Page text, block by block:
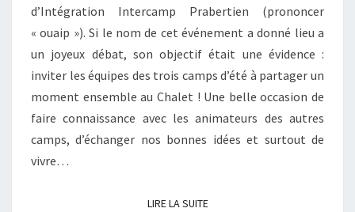
d’Intégration Intercamp Prabertien (prononcer
« ouaip »). Si le nom de cet événement a donné lieu a
un joyeux débat, son objectif était une évidence :
inviter les équipes des trois camps d’été à partager un
moment ensemble au Chalet ! Une belle occasion de
faire connaissance avec les animateurs des autres
camps, d’échanger nos bonnes idées et surtout de
vivre…
LIRE LA SUITELIRE LA SUITE